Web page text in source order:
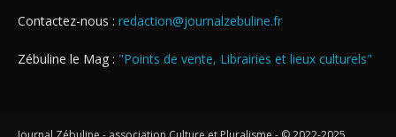
Contactez-nous : redaction@journalzebuline.fr
Zébuline le Mag : "Points de vente, Librairies et lieux culturels"